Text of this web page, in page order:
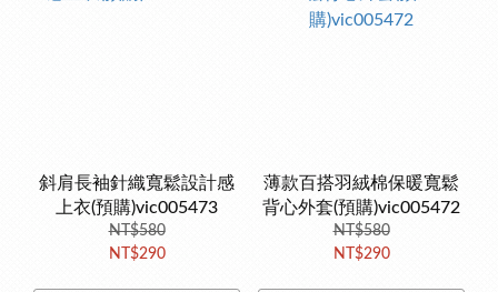
斜肩長袖針織寬鬆設計感
上衣(預購)vic005473
NT$580
NT$290
薄款百搭羽絨棉保暖寬鬆
背心外套(預購)vic005472
NT$580
NT$290